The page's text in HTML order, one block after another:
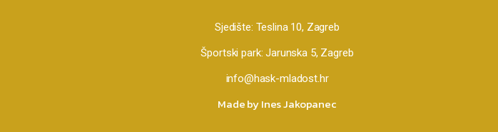
Sjedište: Teslina 10, Zagreb
Športski park:Jarunska 5, Zagreb
info@hask-mladost.hr
Made by Ines Jakopanec